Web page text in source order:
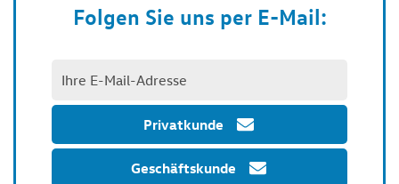
Folgen Sie uns per E-Mail:
Privatkunde
Geschäftskunde